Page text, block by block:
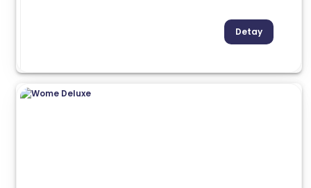
Detay